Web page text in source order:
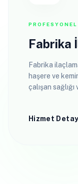
Fabrika
Fabrika
haşere ve
çalışan
Hizmet